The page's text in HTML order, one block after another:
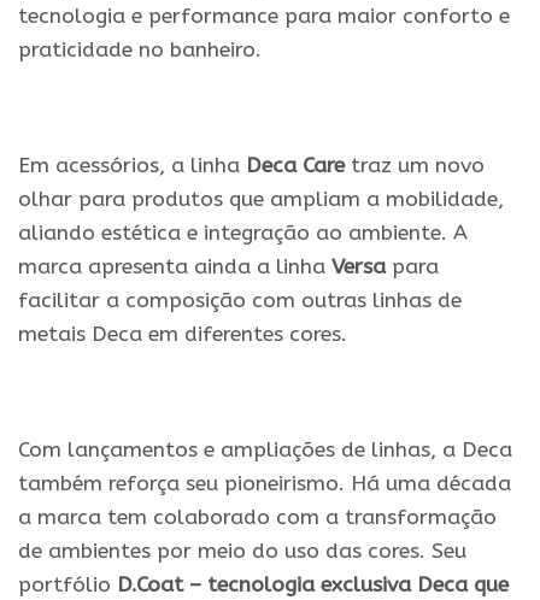
tecnologia e performance para maior conforto e
praticidade no banheiro.
Em acessórios, a linha Deca Caretraz um novo
olhar para produtos que ampliam a mobilidade,
aliando estética e integração ao ambiente. A
marca apresenta ainda a linha Versapara
facilitar a composição com outras linhas de
metais Deca em diferentes cores.
Com lançamentos e ampliações de linhas, a Deca
também reforça seu pioneirismo. Há uma década
a marca tem colaborado com a transformação
de ambientes por meio do uso das cores. Seu
portfólio D.Coat – tecnologia exclusiva Deca que